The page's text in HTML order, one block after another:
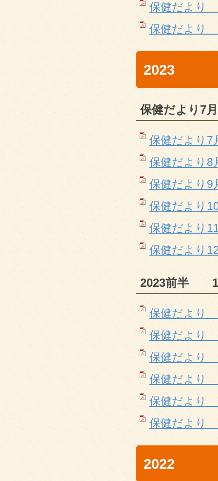
保健だより
保健だより
2023
保健だより7
保健だより7
保健だより8
保健だより9
保健だより
保健だより
保健だより
2023前半 1
保健だより
保健だより
保健だより
保健だより
保健だより
保健だより
2022